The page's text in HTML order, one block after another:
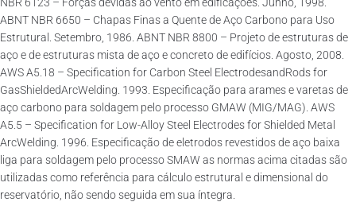
ABNT NBR 6650 – Chapas Finas a Quente de Aço Carbono para Uso
Estrutural. Setembro, 1986. ABNT NBR 8800 – Projeto de estruturas de
aço e de estruturas mista de aço e concreto de edifícios. Agosto, 2008.
AWS A5.18 – Specification for Carbon Steel ElectrodesandRods for
GasShieldedArcWelding. 1993. Especificação para arames e varetas de
aço carbono para soldagem pelo processo GMAW (MIG/MAG). AWS
A5.5 – Specification for Low-Alloy Steel Electrodes for Shielded Metal
ArcWelding. 1996. Especificação de eletrodos revestidos de aço baixa
liga para soldagem pelo processo SMAW as normas acima citadas são
utilizadas como referência para cálculo estrutural e dimensional do
reservatório, não sendo seguida em sua íntegra.